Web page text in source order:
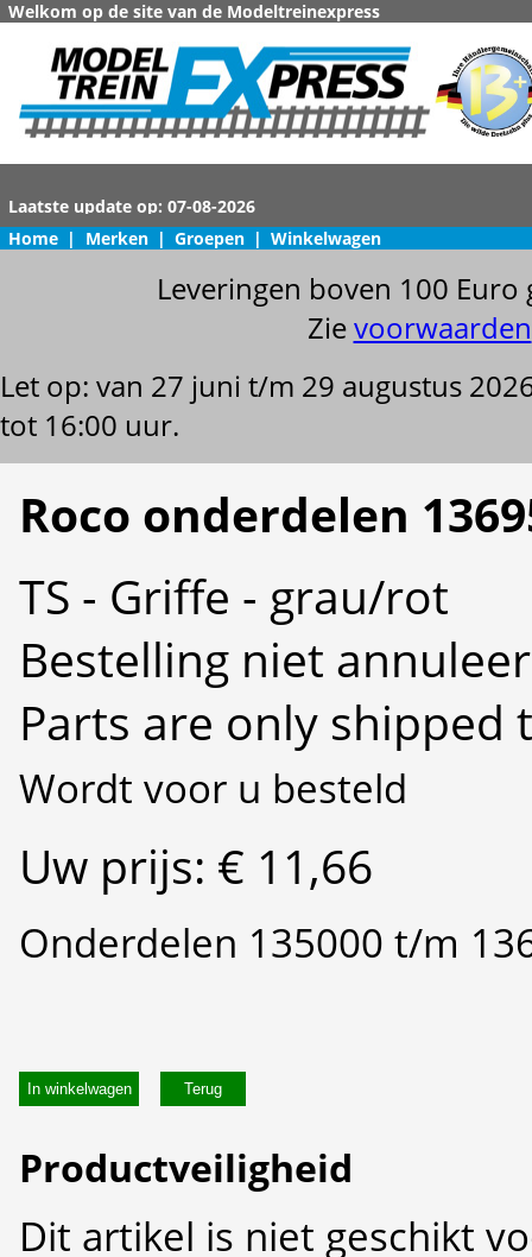
Welkom op de site van de Modeltreinexpress
Home | Merken | Groepen | Winkelwagen
Leveringen boven 100
Zievoorwaarden
Let op: van 27 juni t/m 29 augustus
tot 16:00 uur.
Roco onderdelen
TS - Griffe - grau/rot
Bestelling niet
Parts are only shipped
Wordt voor u besteld
Uw prijs: € 11,66
Onderdelen 135000 t/m
In winkelwagen
Productveiligheid
Dit artikel is niet geschikt